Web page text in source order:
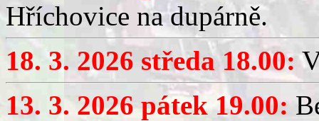
Hříchovice na dupárně.
18. 3. 2026 středa 18.00:
13. 3. 2026 pátek 19.00: